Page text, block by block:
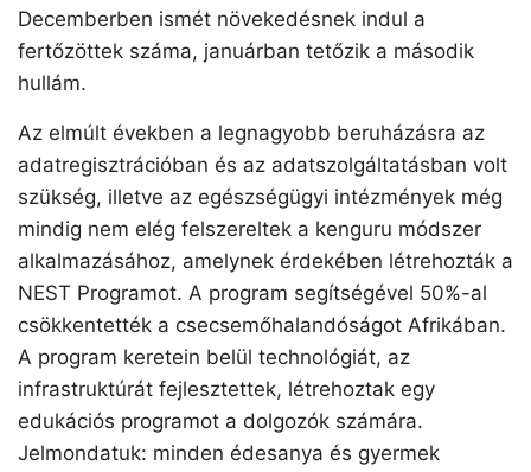
Decemberben ismét növekedésnek indul a
fertőzöttek száma, januárban tetőzik a második
hullám.
Az elmúlt években a legnagyobb beruházásra az
adatregisztrációban és az adatszolgáltatásban volt
szükség, illetve az egészségügyi intézmények még
mindig nem elég felszereltek a kenguru módszer
alkalmazásához, amelynek érdekében létrehozták a
NEST Programot. A program segítségével 50%-al
csökkentették a csecsemőhalandóságot Afrikában.
A program keretein belül technológiát, az
infrastruktúrát fejlesztettek, létrehoztak egy
edukációs programot a dolgozók számára.
Jelmondatuk: minden édesanya és gyermek